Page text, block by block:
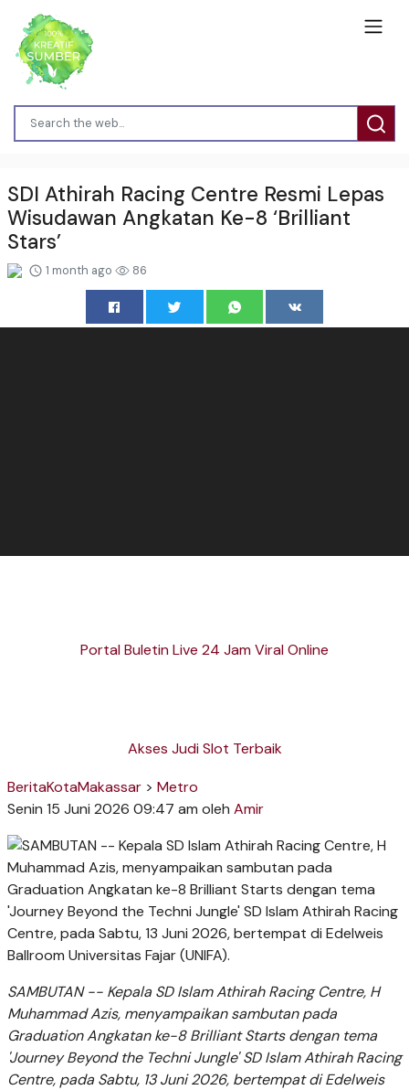
SDI Athirah Racing Centre Resmi Lepas
Wisudawan Angkatan Ke-8 ‘Brilliant
Stars’
1 month ago 86
Portal Buletin Live 24 Jam Viral Online
Akses Judi Slot Terbaik
BeritaKotaMakassar > Metro
Senin 15 Juni 2026 09:47 am oleh Amir
SAMBUTAN -- Kepala SD Islam Athirah Racing Centre, H
Muhammad Azis, menyampaikan sambutan pada
Graduation Angkatan ke-8 Brilliant Starts dengan tema
'Journey Beyond the Techni Jungle' SD Islam Athirah Racing
Centre, pada Sabtu, 13 Juni 2026, bertempat di Edelweis